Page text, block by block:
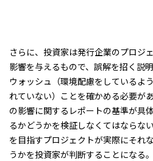
さらに、投資家は発行企業のプロジ
影響を与えるもので、誤解を招く説
ウォッシュ（環境配慮をしているよ
れていない）ことを確かめる必要が
の影響に関するレポートの基準が具
るかどうかを検証しなくてはならな
を目指すプロジェクトが実際にそれ
うかを投資家が判断することになる。